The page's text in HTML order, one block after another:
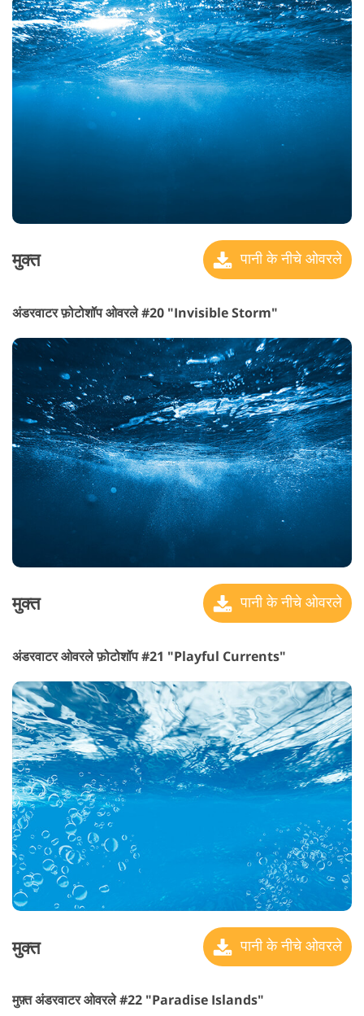
मुक्त पानी के नीचे ओवरले
अंडरवाटर फ़ोटोशॉप ओवरले #20 "Invisible Storm"
मुक्त पानी के नीचे ओवरले
अंडरवाटर ओवरले फ़ोटोशॉप #21 "Playful Currents"
मुक्त पानी के नीचे ओवरले
मुफ़्त अंडरवाटर ओवरले #22 "Paradise Islands"